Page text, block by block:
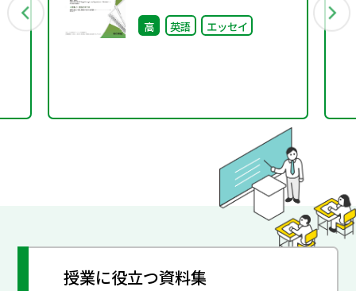
号）
高 英語 エッセイ
授業に役立つ資料集